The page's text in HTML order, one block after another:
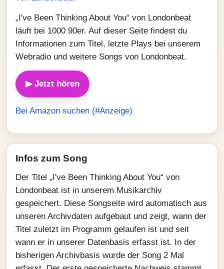
„I've Been Thinking About You“ von Londonbeat
läuft bei 1000 90er. Auf dieser Seite findest du
Informationen zum Titel, letzte Plays bei unserem
Webradio und weitere Songs von Londonbeat.
▶ Jetzt hören
Bei Amazon suchen (#Anzeige)
Infos zum Song
Der Titel „I've Been Thinking About You“ von
Londonbeat ist in unserem Musikarchiv
gespeichert. Diese Songseite wird automatisch aus
unseren Archivdaten aufgebaut und zeigt, wann der
Titel zuletzt im Programm gelaufen ist und seit
wann er in unserer Datenbasis erfasst ist. In der
bisherigen Archivbasis wurde der Song 2 Mal